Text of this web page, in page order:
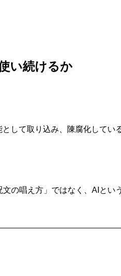
い続けるか
して取り込み、陳腐化してい
の唱え方」ではなく、AIとい